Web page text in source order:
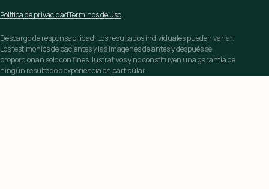
Política de privacidadTérminos de uso
Descargo de responsabilidad: Los resultados individuales pueden variar.
Los testimonios de pacientes y las imágenes de antes y después se
proporcionan solo con fines ilustrativos y no constituyen una garantía de
ningún resultado o experiencia en particular.